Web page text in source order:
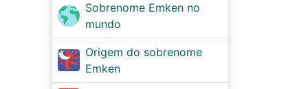
Sobrenome Emken no
mundo
Origem do sobrenome
Emken